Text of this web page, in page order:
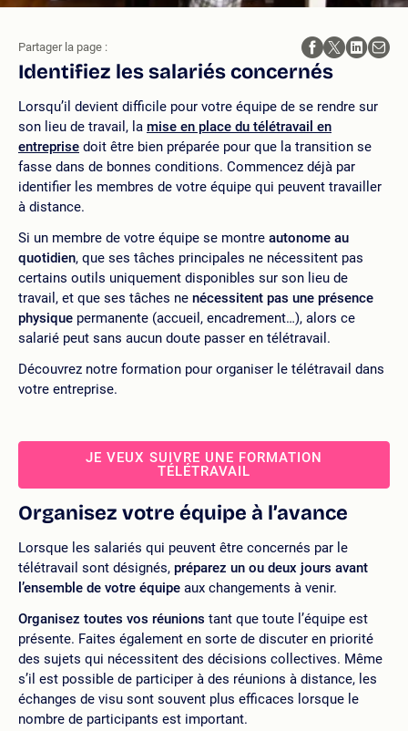
Identifiez les salariés concernés
Lorsqu’il devient difficile pour votre équipe de se rendre sur
son lieu de travail, la mise en place du télétravail en
entreprise doit être bien préparée pour que la transition se
fasse dans de bonnes conditions. Commencez déjà par
identifier les membres de votre équipe qui peuvent travailler
à distance.
Si un membre de votre équipe se montre autonome au
quotidien, que ses tâches principales ne nécessitent pas
certains outils uniquement disponibles sur son lieu de
travail, et que ses tâches ne nécessitent pas une présence
physique permanente (accueil, encadrement…), alors ce
salarié peut sans aucun doute passer en télétravail.
Découvrez notre formation pour organiser le télétravail dans
votre entreprise.
JE VEUX SUIVRE UNE FORMATION
TÉLÉTRAVAIL
Organisez votre équipe à l’avance
Lorsque les salariés qui peuvent être concernés par le
télétravail sont désignés, préparez un ou deux jours avant
l’ensemble de votre équipe aux changements à venir.
Organisez toutes vos réunions tant que toute l’équipe est
présente. Faites également en sorte de discuter en priorité
des sujets qui nécessitent des décisions collectives. Même
s’il est possible de participer à des réunions à distance, les
échanges de visu sont souvent plus efficaces lorsque le
nombre de participants est important.
Partager la page :